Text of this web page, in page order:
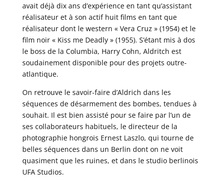
avait déjà dix ans d’expérience en tant qu’assistant
réalisateur et à son actif huit films en tant que
réalisateur dont le western « Vera Cruz » (1954) et le
film noir « Kiss me Deadly » (1955). S’étant mis à dos
le boss de la Columbia, Harry Cohn, Aldritch est
soudainement disponible pour des projets outre-
atlantique.
On retrouve le savoir-faire d’Aldrich dans les
séquences de désarmement des bombes, tendues à
souhait. Il est bien assisté pour se faire par l’un de
ses collaborateurs habituels, le directeur de la
photographie hongrois Ernest Laszlo, qui tourne de
belles séquences dans un Berlin dont on ne voit
quasiment que les ruines, et dans le studio berlinois
UFA Studios.